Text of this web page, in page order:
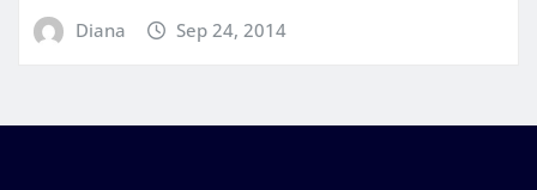
Diana Sep 24, 2014